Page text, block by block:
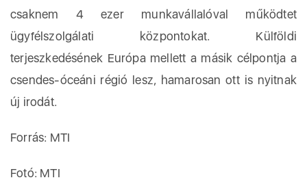
csaknem 4 ezer munkavállalóval működtet
ügyfélszolgálati központokat. Külföldi
terjeszkedésének Európa mellett a másik célpontja a
csendes-óceáni régió lesz, hamarosan ott is nyitnak
új irodát.
Forrás: MTI
Fotó: MTI